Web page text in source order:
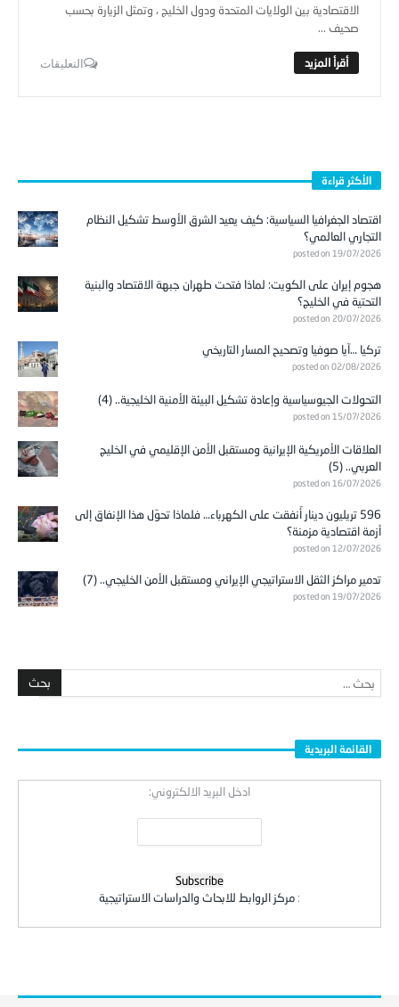
الاقتصادية بين الولايات المتحدة ودول الخليج ، وتمثل الزيارة بحسب
صحيف ...
التعليقات
الأكثر قراءة
اقتصاد الجغرافيا السياسية: كيف يعيد الشرق الأوسط تشكيل النظام
التجاري العالمي؟
posted on 19/07/2026
هجوم إيران على الكويت: لماذا فتحت طهران جبهة الاقتصاد والبنية
التحتية في الخليج؟
posted on 20/07/2026
تركيا …آيا صوفيا وتصحيح المسار التاريخي
posted on 02/08/2026
التحولات الجيوسياسية وإعادة تشكيل البيئة الأمنية الخليجية.. (4)
posted on 15/07/2026
العلاقات الأمريكية الإيرانية ومستقبل الأمن الإقليمي في الخليج
العربي.. (5)
posted on 16/07/2026
596 تريليون دينار أُنفقت على الكهرباء… فلماذا تحوّل هذا الإنفاق إلى
أزمة اقتصادية مزمنة؟
posted on 12/07/2026
تدمير مراكز الثقل الاستراتيجي الإيراني ومستقبل الأمن الخليجي.. (7)
posted on 19/07/2026
القائمة البريدية
ادخل البريد الالكتروني:
: مركز الروابط للابحاث والدراسات الاستراتيجية